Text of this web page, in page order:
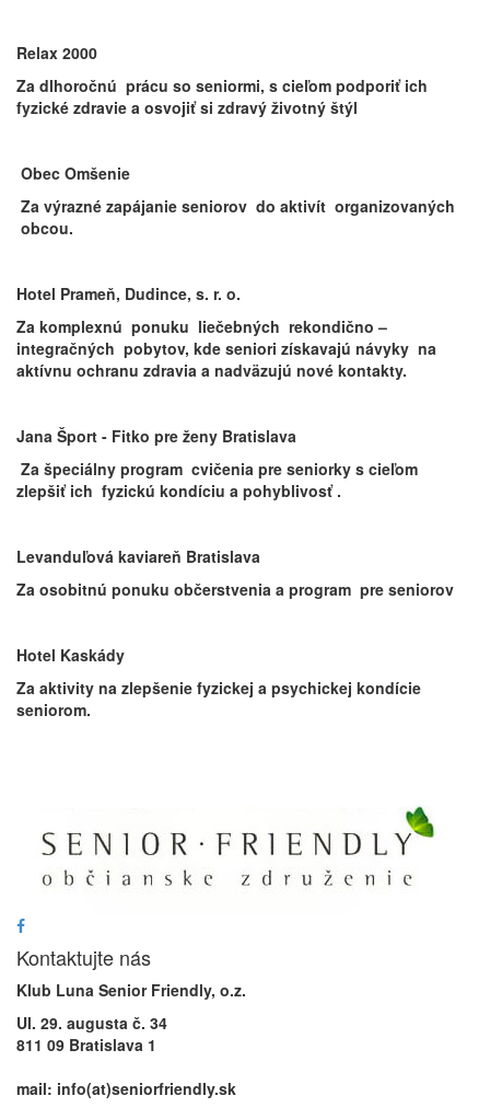
Relax 2000
Za dlhoročnú prácu so seniormi, s cieľom podporiť ich
fyzické zdravie a osvojiť si zdravý životný štýl
Obec Omšenie
Za výrazné zapájanie seniorov do aktivít organizovaných
obcou.
Hotel Prameň, Dudince​, s. r. o.
Za komplexnú ponuku liečebných rekondično –
integračných pobytov, kde seniori získavajú návyky na
aktívnu ochranu zdravia a nadväzujú nové kontakty.
Jana Šport - Fitko pre ženy Bratislava
Za špeciálny program cvičenia pre seniorky s cieľom
zlepšiť ich fyzickú kondíciu a pohyblivosť .
Levanduľová kaviareň Bratislava
Za osobitnú ponuku občerstvenia a program pre seniorov
Hotel Kaskády
Za aktivity na zlepšenie fyzickej a psychickej kondície
seniorom.
Kontaktujte nás
Klub Luna Senior Friendly, o.z.
Ul. 29. augusta č. 34
811 09 Bratislava 1
mail: info(at)seniorfriendly.sk